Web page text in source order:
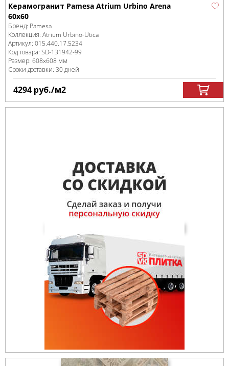
Керамогранит Pamesa Atrium Urbino Arena
60х60
Бренд: Pamesa
Коллекция: Atrium Urbino-Utica
Артикул: 015.440.17.5234
Код товара: SD-131942-99
Размер: 608x608 мм
Сроки доставки: 30 дней
4294 руб./м2